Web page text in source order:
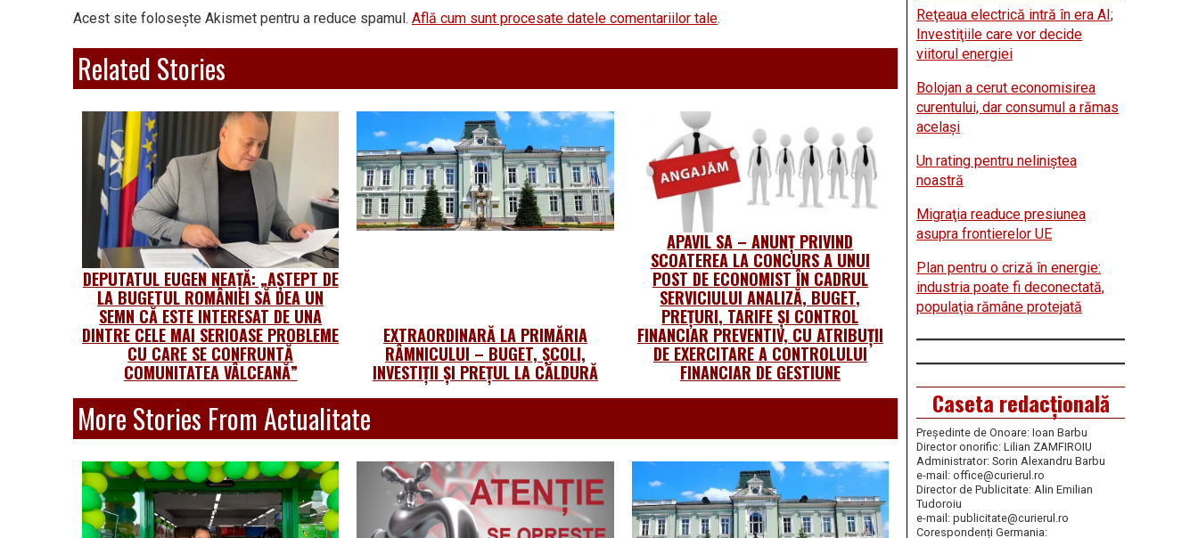
Acest site folosește Akismet pentru a reduce spamul. Află cum sunt procesate datele comentariilor tale.
Related Stories
DEPUTATUL EUGEN NEAȚĂ: „AȘTEPT DE
LA BUGETUL ROMÂNIEI SĂ DEA UN
SEMN CĂ ESTE INTERESAT DE UNA
DINTRE CELE MAI SERIOASE PROBLEME
CU CARE SE CONFRUNTĂ
COMUNITATEA VÂLCEANĂ”
EXTRAORDINARĂ LA PRIMĂRIA
RÂMNICULUI – BUGET, ȘCOLI,
INVESTIȚII ȘI PREȚUL LA CĂLDURĂ
APAVIL SA – ANUNȚ PRIVIND
SCOATEREA LA CONCURS A UNUI
POST DE ECONOMIST ÎN CADRUL
SERVICIULUI ANALIZĂ, BUGET,
PREȚURI, TARIFE ȘI CONTROL
FINANCIAR PREVENTIV, CU ATRIBUȚII
DE EXERCITARE A CONTROLULUI
FINANCIAR DE GESTIUNE
More Stories From Actualitate
Reţeaua electrică intră în era AI;
Investiţiile care vor decide
viitorul energiei
Bolojan a cerut economisirea
curentului, dar consumul a rămas
acelaşi
Un rating pentru neliniştea
noastră
Migraţia readuce presiunea
asupra frontierelor UE
Plan pentru o criză în energie:
industria poate fi deconectată,
populaţia rămâne protejată
Caseta redacțională
Președinte de Onoare: Ioan Barbu
Director onorific: Lilian ZAMFIROIU
Administrator: Sorin Alexandru Barbu
e-mail: office@curierul.ro
Director de Publicitate: Alin Emilian
Tudoroiu
e-mail: publicitate@curierul.ro
Corespondenți Germania: